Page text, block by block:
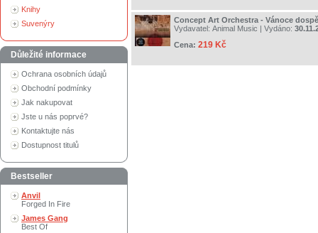
Knihy
Suvenýry
Důležité informace
Ochrana osobních údajů
Obchodní podmínky
Jak nakupovat
Jste u nás poprvé?
Kontaktujte nás
Dostupnost titulů
Bestseller
Anvil
Forged In Fire
James Gang
Best Of
Concept Art Orchestra - Vánoce
Vydavatel: Animal Music | Vydáno:
Cena: 219 Kč